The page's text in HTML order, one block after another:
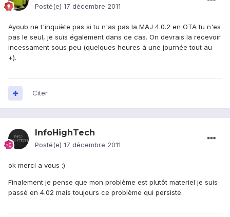
Posté(e) 17 décembre 2011
Ayoub ne t'inquiète pas si tu n'as pas la MAJ 4.0.2 en OTA tu n'es
pas le seul, je suis également dans ce cas. On devrais la recevoir
incessament sous peu (quelques heures à une journée tout au
+).
Citer
InfoHighTech
Posté(e) 17 décembre 2011
ok merci a vous :)
Finalement je pense que mon problème est plutôt materiel je suis
passé en 4.02 mais toujours ce problème qui persiste.